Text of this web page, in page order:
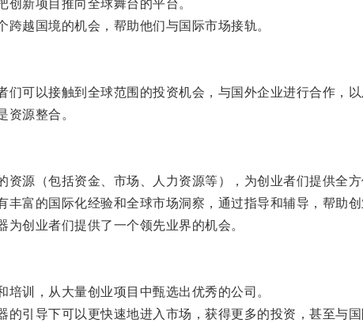
新项目推向全球舞台的平台。
越国境的机会，帮助他们与国际市场接轨。
可以接触到全球范围的投资机会，与国外企业进行合作，以
源整合。
源（包括资金、市场、人力资源等），为创业者们提供全方
富的国际化经验和全球市场洞察，通过指导和辅导，帮助创
创业者们提供了一个领先业界的机会。
训，从大量创业项目中甄选出优秀的公司。
引导下可以更快速地进入市场，获得更多的投资，甚至与国